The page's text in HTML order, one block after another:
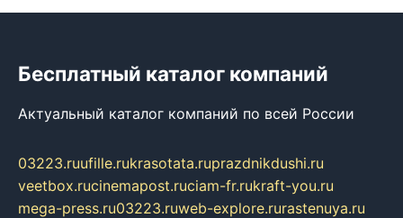
Бесплатный каталог компаний
Актуальный каталог компаний по всей России
03223.ruufille.rukrasotata.ruprazdnikdushi.ru
veetbox.rucinemapost.ruciam-fr.rukraft-you.ru
mega-press.ru03223.ruweb-explore.rurastenuya.ru